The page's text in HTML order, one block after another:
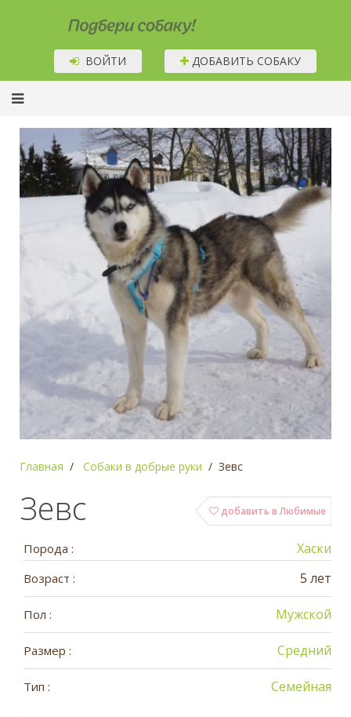
Подбери собаку!
ВОЙТИ ДОБАВИТЬ СОБАКУ
Главная Собаки в добрые руки Зевс
добавить в Любимые
Зевс
Порода : Хаски
Возраст : 5 лет
Пол : Мужской
Размер : Средний
Тип : Семейная